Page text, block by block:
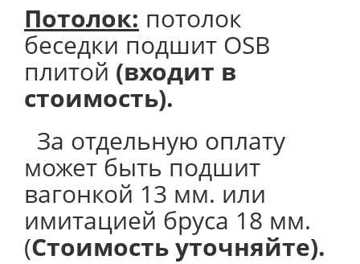
Потолок: потолок
беседки подшит OSB
плитой (входит в
стоимость).
За отдельную оплату
может быть подшит
вагонкой 13 мм. или
имитацией бруса 18 мм.
(Стоимость уточняйте).